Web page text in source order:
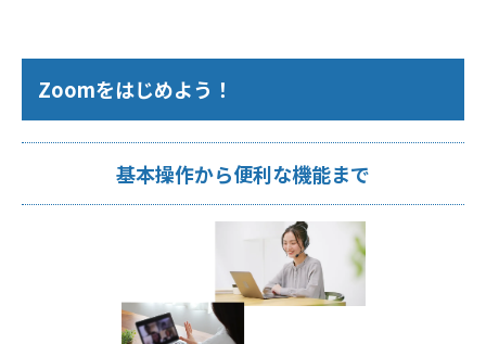
Zoomをはじめよう！
基本操作から便利な機能まで